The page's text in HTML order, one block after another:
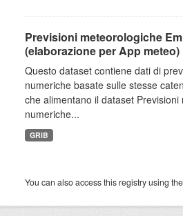
Previsioni meteorologiche
(elaborazione per App meteo)
Questo dataset contiene dati di
numeriche basate sulle stesse
che alimentano il dataset
numeriche...
GRIB
You can also access this registry using the